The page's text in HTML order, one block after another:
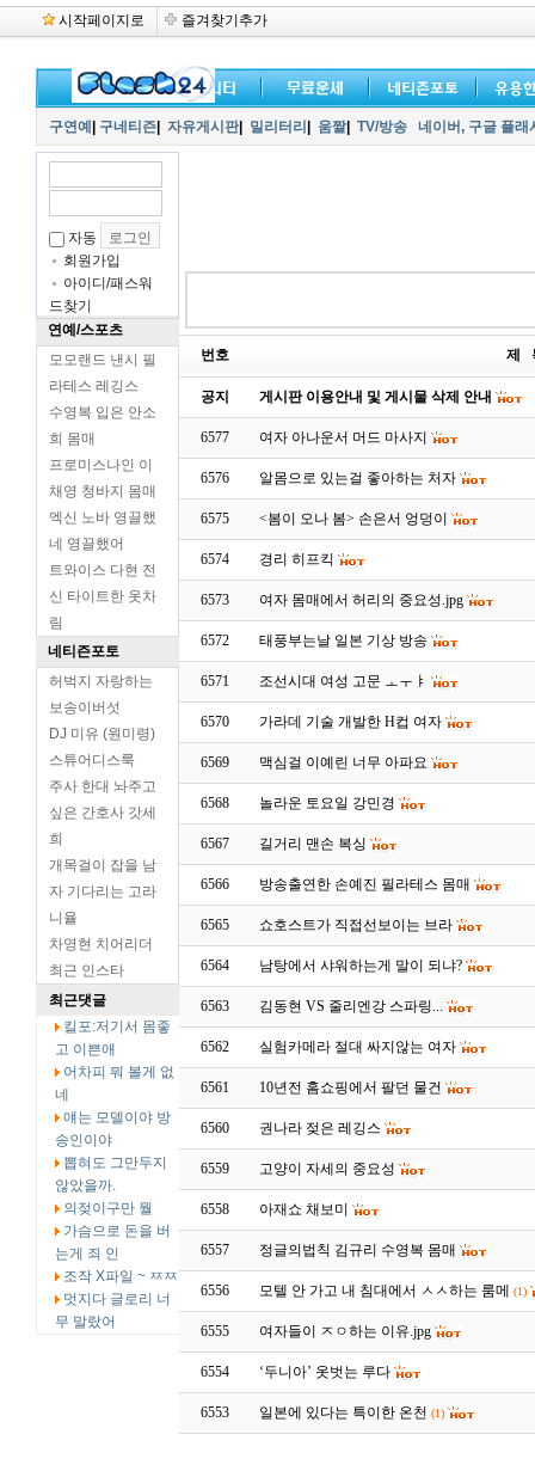
시작페이지로 즐겨찾기추가
구연예 구네티즌 자유게시판| 밀리터리 움짤| TV/방송 네이버, 구글 플
자동
회원가입
아이디/패스워
드찾기
연예/스포츠
모모랜드 낸시 필
라테스 레깅스
수영복 입은 안소
희 몸매
프로미스나인 이
채영 청바지 몸매
엑신 노바 영끌했
네 영끌했어
트와이스 다현 전
신 타이트한 옷차
림
네티즌포토
허벅지 자랑하는
보송이버섯
DJ 미유 (원미령)
스튜어디스룩
주사 한대 놔주고
싶은 간호사 갓세
희
개목걸이 잡을 남
자 기다리는 고라
니율
차영현 치어리더
최근 인스타
최근댓글
킬포:저기서 몸좋
고 이쁜애
어차피 뭐 볼게 없
네
얘는 모델이야 방
송인이야
뽑혀도 그만두지
않았을까.
의젖이구만 뭘
가슴으로 돈을 버
는게 죄 인
조작 X파일 ~ ㅉㅉ
멋지다 글로리 너
무 말랐어
번호 제
공지 게시판 이용안내 및 게시물 삭제 안내
6577 여자 아나운서 머드 마사지
6576 알몸으로 있는걸 좋아하는 처자
6575 <봄이 오나 봄> 손은서 엉덩이
6574 경리 히프킥
6573 여자 몸매에서 허리의 중요성.jpg
6572 태풍부는날 일본 기상 방송
6571 조선시대 여성 고문 ㅗㅜㅑ
6570 가라데 기술 개발한 H컵 여자
6569 맥심걸 이예린 너무 아파요
6568 놀라운 토요일 강민경
6567 길거리 맨손 복싱
6566 방송출연한 손예진 필라테스 몸매
6565 쇼호스트가 직접선보이는 브라
6564 남탕에서 샤워하는게 말이 되냐?
6563 김동현 VS 줄리엔강 스파링...
6562 실험카메라 절대 싸지않는 여자
6561 10년전 홈쇼핑에서 팔던 물건
6560 권나라 젖은 레깅스
6559 고양이 자세의 중요성
6558 아재쇼 채보미
6557 정글의법칙 김규리 수영복 몸매
6556 모텔 안 가고 내 침대에서 ㅅㅅ하는 룸메 (1)
6555 여자들이 ㅈㅇ하는 이유.jpg
6554 ‘두니아’ 옷벗는 루다
6553 일본에 있다는 특이한 온천 (1)